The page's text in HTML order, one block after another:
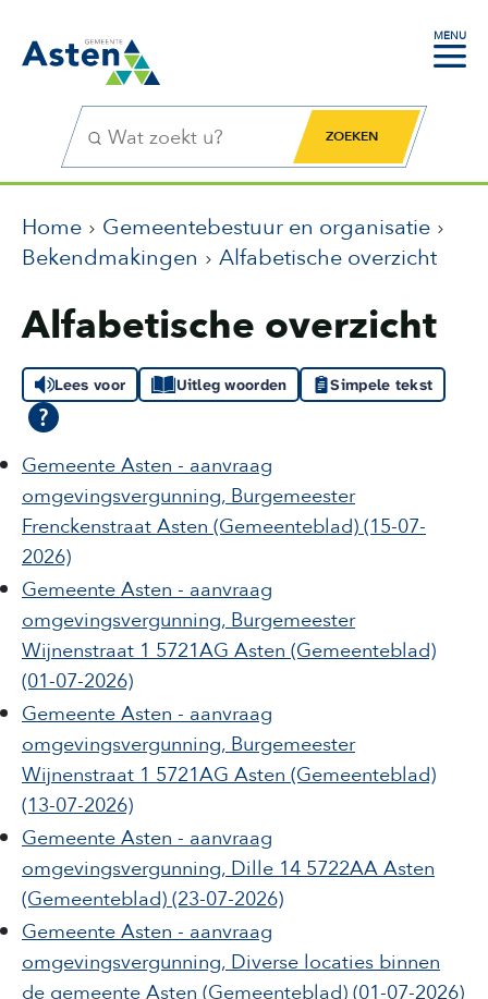
MENU
Zoekfunctie Zoekknop
Home
Gemeentebestuur en organisatie
Bekendmakingen
Alfabetische overzicht
Alfabetische overzicht
Lees voor Uitleg woorden Simpele tekst
Gemeente Asten - aanvraag
omgevingsvergunning, Burgemeester
Frenckenstraat Asten (Gemeenteblad) (15-07-
2026)
Gemeente Asten - aanvraag
omgevingsvergunning, Burgemeester
Wijnenstraat 1 5721AG Asten (Gemeenteblad)
(01-07-2026)
Gemeente Asten - aanvraag
omgevingsvergunning, Burgemeester
Wijnenstraat 1 5721AG Asten (Gemeenteblad)
(13-07-2026)
Gemeente Asten - aanvraag
omgevingsvergunning, Dille 14 5722AA Asten
(Gemeenteblad) (23-07-2026)
Gemeente Asten - aanvraag
omgevingsvergunning, Diverse locaties binnen
de gemeente Asten (Gemeenteblad) (01-07-2026)